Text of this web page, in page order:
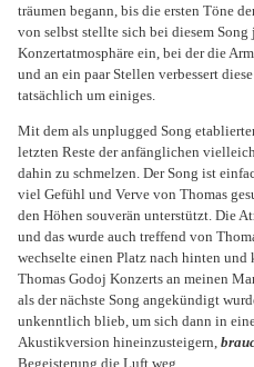
träumen begann, bis die ersten Töne
von selbst stellte sich bei diesem
Konzertatmosphäre ein, bei der die
und an ein paar Stellen verbessert
tatsächlich um einiges.
Mit dem als unplugged Song
letzten Reste der anfänglichen
dahin zu schmelzen. Der Song ist
viel Gefühl und Verve von Thomas
den Höhen souverän unterstützt. Die
und das wurde auch treffend von
wechselte einen Platz nach hinten
Thomas Godoj Konzerts an meinen
als der nächste Song angekündigt
unkenntlich blieb, um sich dann in
Akustikversion hineinzusteigern,
Begeisterung die Luft weg.